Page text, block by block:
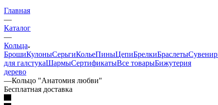
Главная
—
Каталог
—
Кольца
БрошиКулоныСерьгиКольеПиныЦепиБрелкиБраслеты
для галстукаШармыСертификатыВсе товарыБижутерия
дерево
—Кольцо "Анатомия любви"
Бесплатная доставка